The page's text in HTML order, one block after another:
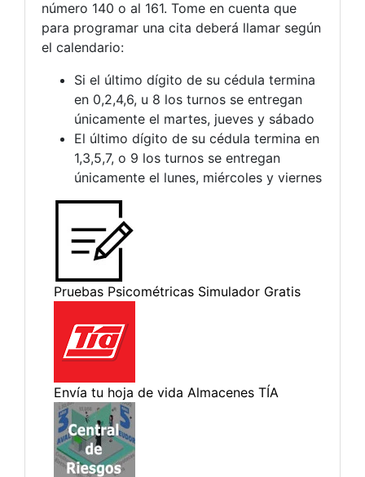
número 140 o al 161. Tome en cuenta que
para programar una cita deberá llamar según
el calendario:
Si el último dígito de su cédula termina
en 0,2,4,6, u 8 los turnos se entregan
únicamente el martes, jueves y sábado
El último dígito de su cédula termina en
1,3,5,7, o 9 los turnos se entregan
únicamente el lunes, miércoles y viernes